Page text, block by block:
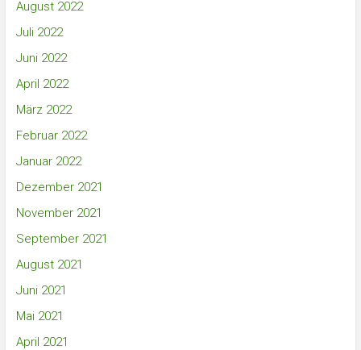
August 2022
Juli 2022
Juni 2022
April 2022
März 2022
Februar 2022
Januar 2022
Dezember 2021
November 2021
September 2021
August 2021
Juni 2021
Mai 2021
April 2021